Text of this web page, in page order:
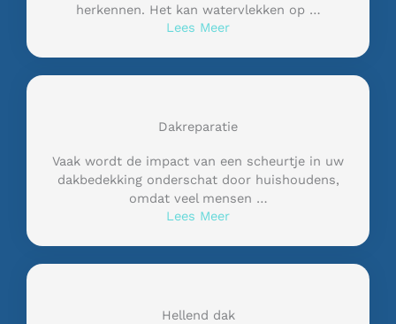
herkennen. Het kan watervlekken op …
Lees Meer
Dakreparatie
Vaak wordt de impact van een scheurtje in uw
dakbedekking onderschat door huishoudens,
omdat veel mensen …
Lees Meer
Hellend dak